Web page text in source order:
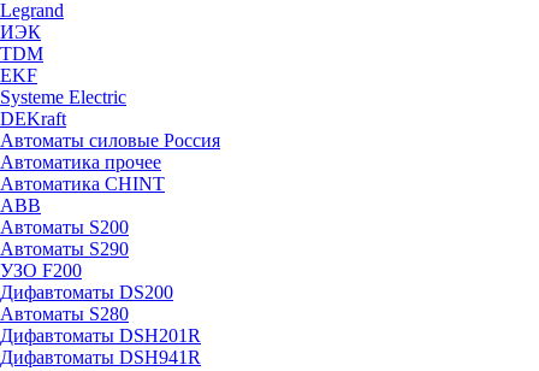
Legrand
ИЭК
TDM
EKF
Systeme Electric
DEKraft
Автоматы силовые Россия
Автоматика прочее
Автоматика CHINT
ABB
Автоматы S200
Автоматы S290
УЗО F200
Дифавтоматы DS200
Автоматы S280
Дифавтоматы DSH201R
Дифавтоматы DSH941R